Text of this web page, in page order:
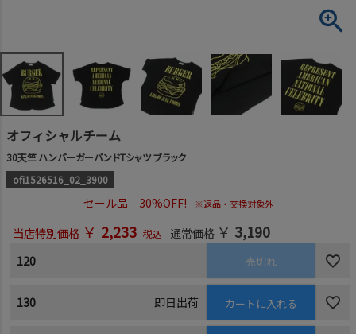
オフィシャルチーム
30天竺 ハンバーガーバンドTシャツ ブラック
ofi1526516_02_3900
セール品 30%OFF! ※返品・交換対象外
当店特別価格 ￥ 2,233 税込 通常価格 ￥ 3,190
120 売切れ
130 即日出荷 カートに入れる